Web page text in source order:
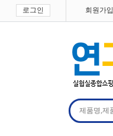
로그인 회원가입